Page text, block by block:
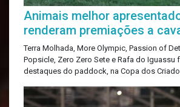
Animais melhor
renderam premiações a
Terra Molhada, More Olympic, Passion of
Popsicle, Zero Zero Sete e Rafa do Iguassu
destaques do paddock, na Copa dos